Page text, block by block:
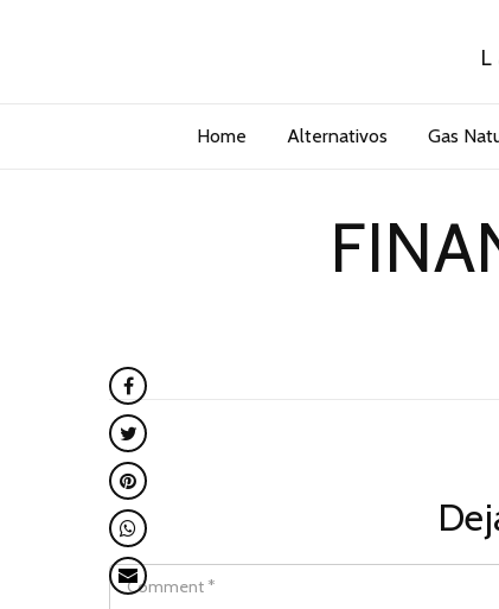
Home Alternativos Gas
COMMENT